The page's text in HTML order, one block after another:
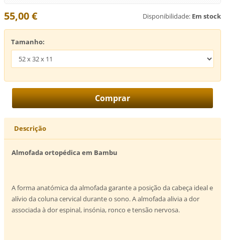
Disponibilidade: Em stock
55,00 €
Tamanho:
Descrição
Almofada ortopédica em Bambu
A forma anatómica da almofada garante a posição da cabeça ideal e
alívio da coluna cervical durante o sono. A almofada alivia a dor
associada à dor espinal, insónia, ronco e tensão nervosa.